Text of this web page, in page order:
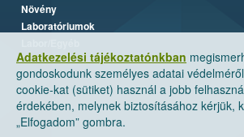
Adatkezelési tájékoztatónkban
gondoskodunk személyes adatai
cookie-kat (sütiket) használ a jobb
érdekében, melynek biztosításához kérjük,
„Elfogadom” gombra.
Növény
Laboratóriumok